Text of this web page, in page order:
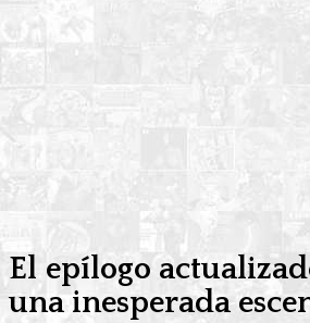
El epílogo
una inesperada